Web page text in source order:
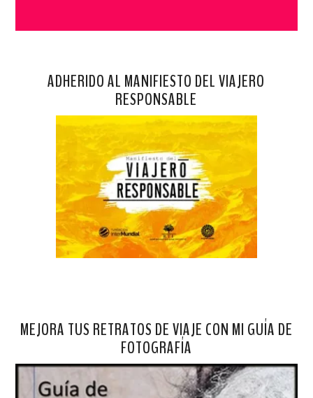
ADHERIDO AL MANIFIESTO DEL VIAJERO
RESPONSABLE
MEJORA TUS RETRATOS DE VIAJE CON MI GUÍA DE
FOTOGRAFÍA